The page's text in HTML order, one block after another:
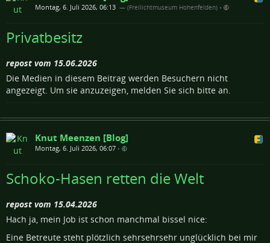
Montag, 6. Juli 2026, 06:13 — (Freilichtmuseum Hohenfelden) •
Privatbesitz
repost vom 15.06.2026
Die Medien in diesem Beitrag werden Besuchern nicht
angezeigt. Um sie anzuzeigen, melden Sie sich bitte an.
Knut Meenzen [Blog]
Montag, 6. Juli 2026, 06:07 •
Schoko-Hasen retten die Welt
repost vom 15.04.2026
Hach ja, mein Job ist schon manchmal bissel nice:
Eine Betreute steht plötzlich sehrsehrsehr unglücklich bei mir